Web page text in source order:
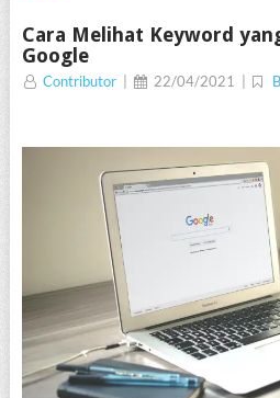
Cara Melihat Keyword
Google
Contributor 22/04/2021